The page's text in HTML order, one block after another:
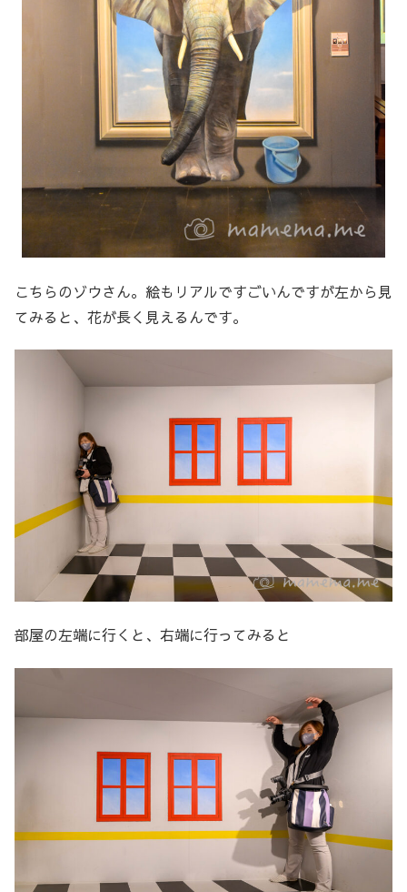
こちらのゾウさん。絵もリアルですごいんですが左から見
てみると、花が長く見えるんです。
部屋の左端に行くと、右端に行ってみると